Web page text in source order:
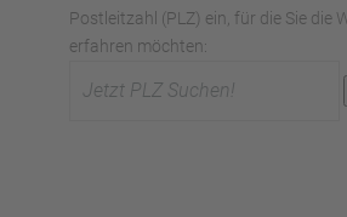
Postleitzahl (PLZ) ein, für die Sie die
erfahren möchten: